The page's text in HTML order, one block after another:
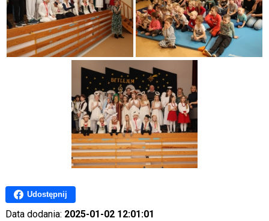
Udostępnij
Data dodania: 2025-01-02 12:01:01